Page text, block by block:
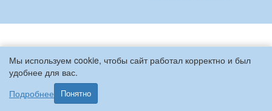
Мы используем cookie, чтобы сайт работал корректно и был
удобнее для вас.
Подробнее
Понятно